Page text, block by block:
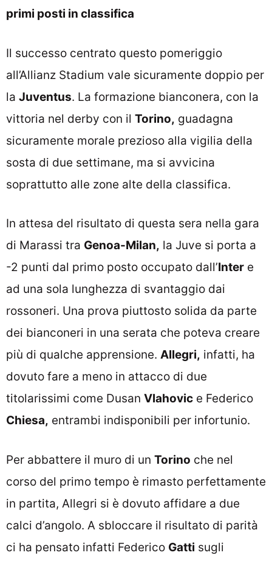
primi posti in classifica
Il successo centrato questo pomeriggio
all’Allianz Stadium vale sicuramente doppio per
la Juventus. La formazione bianconera, con la
vittoria nel derby con il Torino, guadagna
sicuramente morale prezioso alla vigilia della
sosta di due settimane, ma si avvicina
soprattutto alle zone alte della classifica.
In attesa del risultato di questa sera nella gara
di Marassi tra Genoa-Milan, la Juve si porta a
-2 punti dal primo posto occupato dall’Inter e
ad una sola lunghezza di svantaggio dai
rossoneri. Una prova piuttosto solida da parte
dei bianconeri in una serata che poteva creare
più di qualche apprensione. Allegri, infatti, ha
dovuto fare a meno in attacco di due
titolarissimi come Dusan Vlahovic e Federico
Chiesa, entrambi indisponibili per infortunio.
Per abbattere il muro di un Torino che nel
corso del primo tempo è rimasto perfettamente
in partita, Allegri si è dovuto affidare a due
calci d’angolo. A sbloccare il risultato di parità
ci ha pensato infatti Federico Gatti sugli